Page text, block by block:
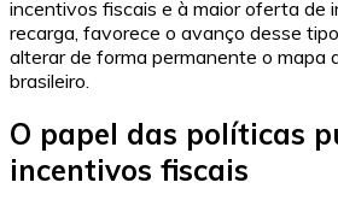
incentivos fiscais e à maior oferta de
recarga, favorece o avanço desse
alterar de forma permanente o mapa
brasileiro.
O papel das políticas
incentivos fiscais